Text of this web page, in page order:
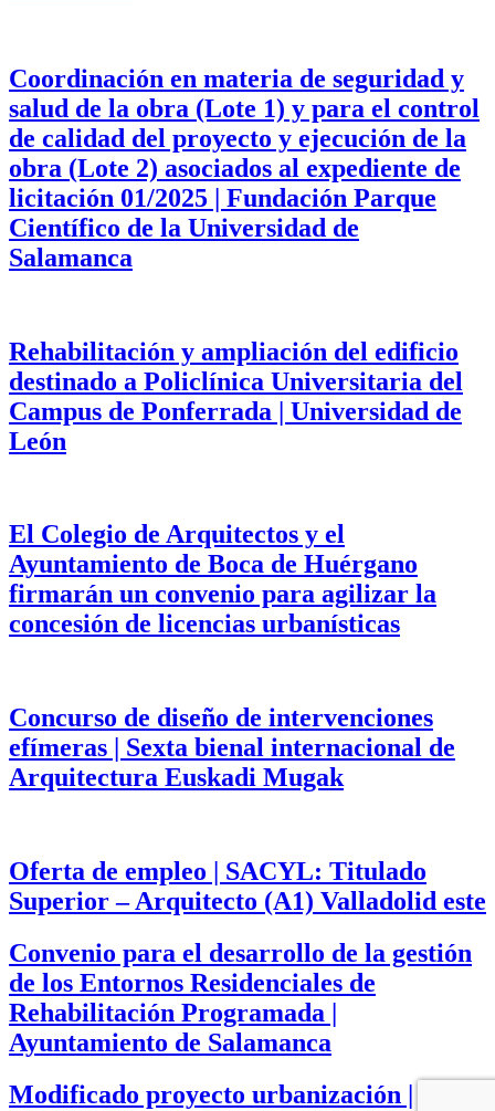
Coordinación en materia de seguridad y
salud de la obra (Lote 1) y para el control
de calidad del proyecto y ejecución de la
obra (Lote 2) asociados al expediente de
licitación 01/2025 | Fundación Parque
Científico de la Universidad de
Salamanca
Rehabilitación y ampliación del edificio
destinado a Policlínica Universitaria del
Campus de Ponferrada | Universidad de
León
El Colegio de Arquitectos y el
Ayuntamiento de Boca de Huérgano
firmarán un convenio para agilizar la
concesión de licencias urbanísticas
Concurso de diseño de intervenciones
efímeras | Sexta bienal internacional de
Arquitectura Euskadi Mugak
Oferta de empleo | SACYL: Titulado
Superior – Arquitecto (A1) Valladolid este
Convenio para el desarrollo de la gestión
de los Entornos Residenciales de
Rehabilitación Programada |
Ayuntamiento de Salamanca
Modificado proyecto urbanización |